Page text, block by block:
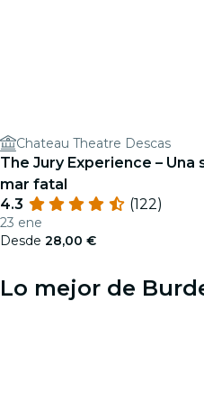
Chateau Theatre Descas
The Jury Experience – Una
mar fatal
4.3
(122)
23 ene
Desde 28,00 €
Lo mejor de